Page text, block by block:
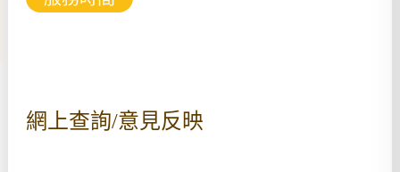
網上查詢/意見反映